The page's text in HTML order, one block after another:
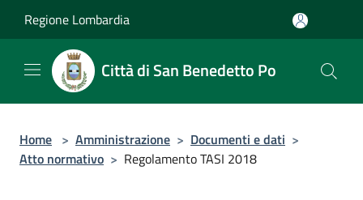
Regione Lombardia
Città di San Benedetto Po
Home > Amministrazione > Documenti e dati >
Atto normativo > Regolamento TASI 2018